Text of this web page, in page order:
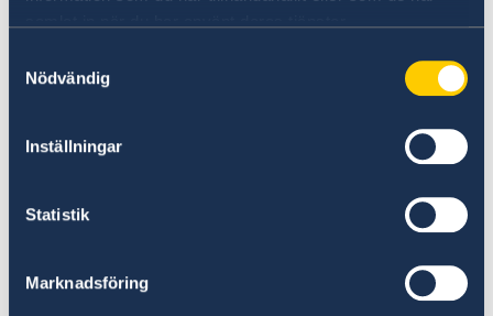
Nödvändig
Inställningar
Statistik
Marknadsföring
Svenska Kyrkan i London viger enligt brittisk
ambassad i London förrättar inte vigsel.
Hindersprövning för vigsel i tredje
land
Ambassaden i London kan i särskilda fall
hinderspröva från Sverige utflyttade svenska